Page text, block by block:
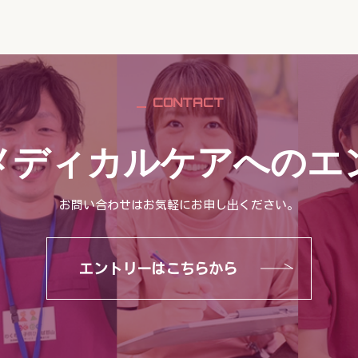
CONTACT
ディカルケアへのエ
お問い合わせはお気軽にお申し出ください。
エントリーはこちらから